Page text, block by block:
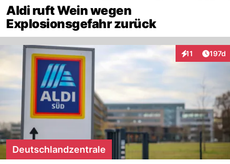
Aldi ruft Wein wegen
Explosionsgefahr zurück
11
Interaktionen
197d
Deutschlandzentrale